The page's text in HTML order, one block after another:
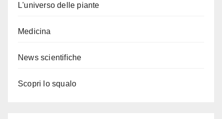
L'universo delle piante
Medicina
News scientifiche
Scopri lo squalo